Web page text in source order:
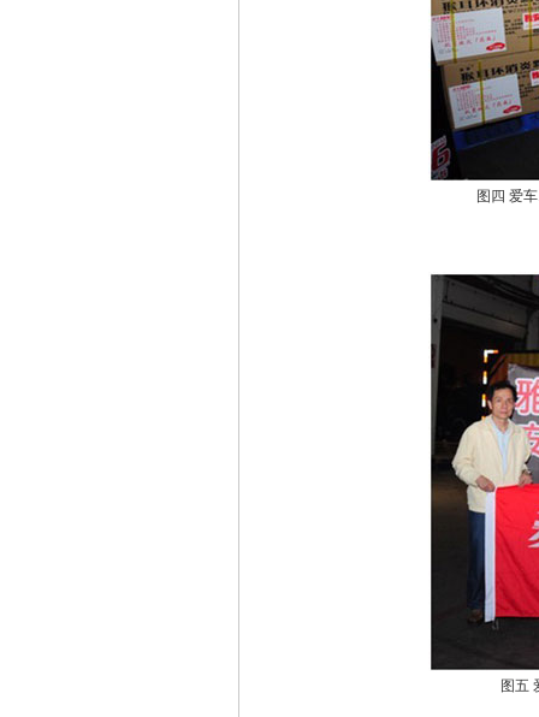
图四 爱
图五